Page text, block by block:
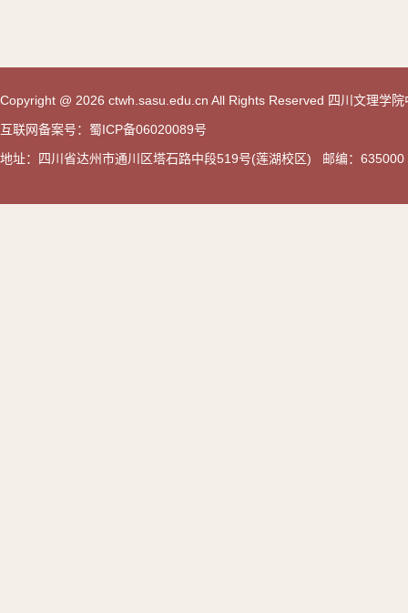
Copyright @ 2026 ctwh.sasu.edu.cn All Rights Reserved 四川文理学
互联网备案号：蜀ICP备06020089号
地址：四川省达州市通川区塔石路中段519号(莲湖校区) 邮编：